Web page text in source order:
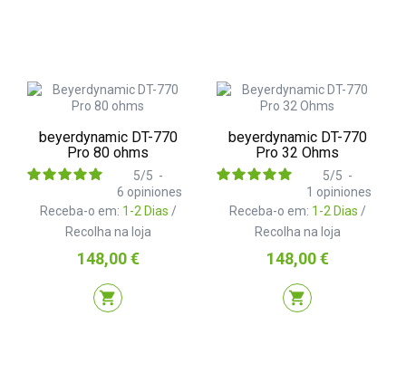
beyerdynamic DT-770
Pro 80 ohms
Receba-o em: 1-2 Dias /
Recolha na loja
5/5 -
6 opiniones
Preço
148,00 €
shopping_cart
beyerdynamic DT-770
Pro 32 Ohms
Receba-o em: 1-2 Dias /
Recolha na loja
5/5 -
1 opiniones
Preço
148,00 €
shopping_cart